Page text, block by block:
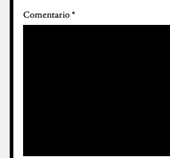
Comentario*